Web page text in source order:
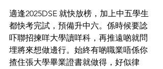
適逢2025DSE 就快放榜，加上中五學生
都快考完試，預備升中六。係時候要諗
吓聯招揀咩大學讀咩科，再推遠啲就問
埋將來想做邊行。始終有啲職業唔係你
揸住張大學畢業證書就做得，好似律